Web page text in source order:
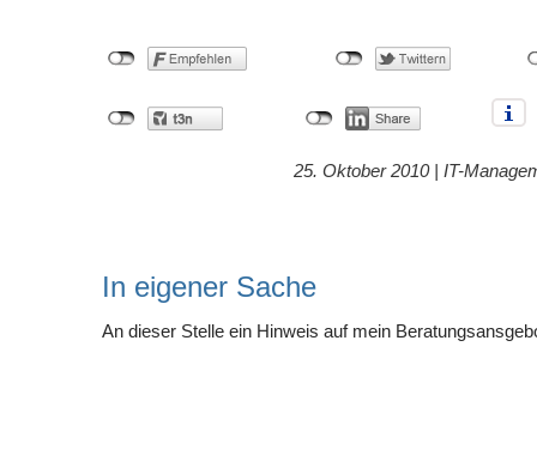
25. Oktober 2010 | IT-
In eigener Sache
An dieser Stelle ein Hinweis auf mein